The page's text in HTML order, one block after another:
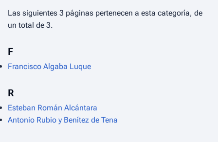
Las siguientes 3 páginas pertenecen a esta categoría, de
un total de 3.
F
Francisco Algaba Luque
R
Esteban Román Alcántara
Antonio Rubio y Benítez de Tena